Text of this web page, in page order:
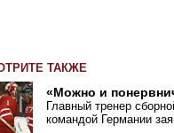
ТАКЖЕ
«Можно и
Главный тренер
командой Германии